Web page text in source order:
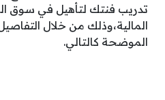
تدريب فنتك لتأهيل في سوق
المالية،وذلك من خلال
الموضحة كالتالي.